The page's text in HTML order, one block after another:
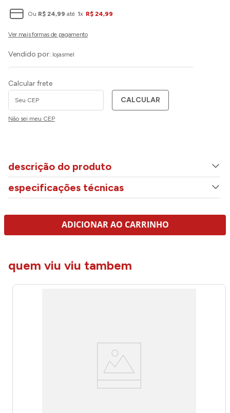
Ou R$ 24,99 até 1x R$ 24,99
Vendido por: lojasmel
Calcular frete
CALCULAR
Não sei meu CEP
descrição do produto
especificações técnicas
ADICIONAR AO CARRINHO
quem viu viu tambem